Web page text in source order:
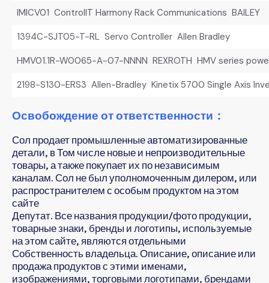
IMICV01 ControlIT Harmony Rack Communications BAILEY
1394C-SJT05-T-RL Servo Controller Allen Bradley
HMV01.1R-W0065-A-07-NNNN REXROTH HMV series
2198-S130-ERS3 Allen-Bradley Kinetix 5700 Single Axis
Освобождение от ответственности：
Сол продает промышленные автоматизированные
детали, в Том числе новые и непроизводительные
товары, а также покупает их по независимым
каналам. Сол не был уполномоченным дилером, или
распространителем с особым продуктом на этом
сайте
Депутат. Все названия продукции/фото продукции,
товарные знаки, бренды и логотипы, используемые
на этом сайте, являются отдельными
Собственность владельца. Описание, описание или
продажа продуктов с этими именами,
изображениями, торговыми логотипами, брендами